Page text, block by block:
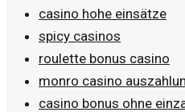
casino hohe einsätze
spicy casinos
roulette bonus casino
monro casino
casino bonus ohne